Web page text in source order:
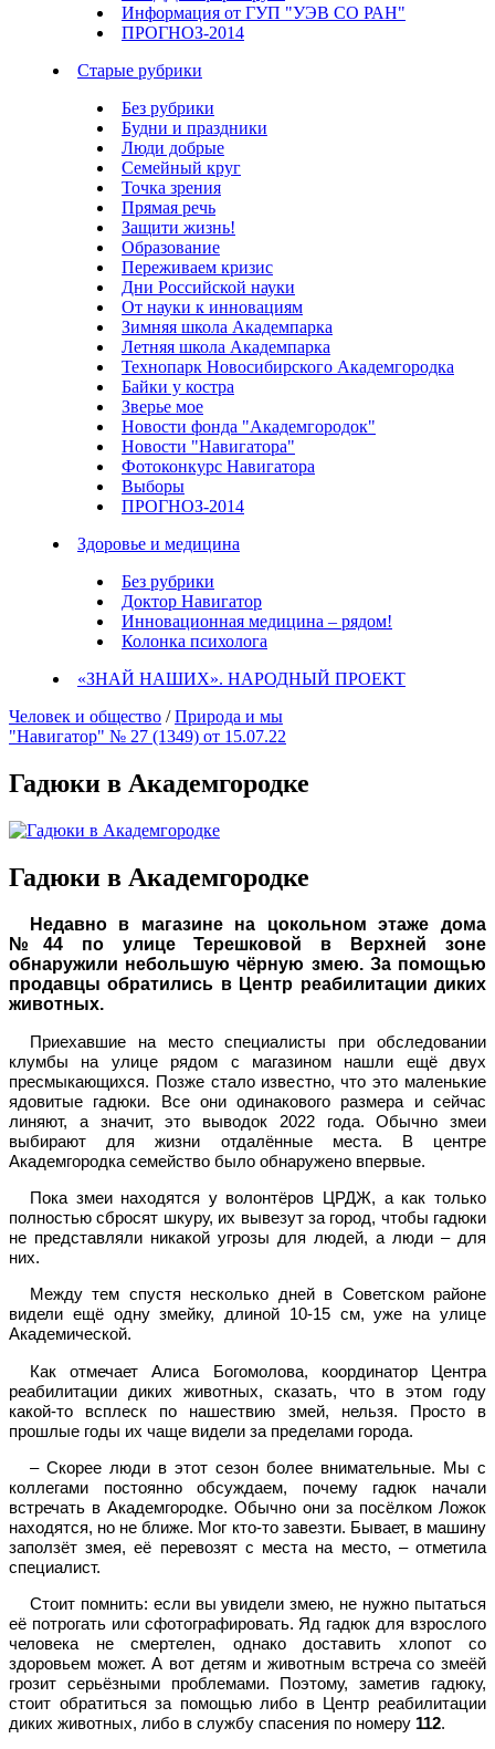
Информация от ГУП "УЭВ СО РАН"
ПРОГНОЗ-2014
Старые рубрики
Без рубрики
Будни и праздники
Люди добрые
Семейный круг
Точка зрения
Прямая речь
Защити жизнь!
Образование
Переживаем кризис
Дни Российской науки
От науки к инновациям
Зимняя школа Академпарка
Летняя школа Академпарка
Технопарк Новосибирского Академгородка
Байки у костра
Зверье мое
Новости фонда "Академгородок"
Новости "Навигатора"
Фотоконкурс Навигатора
Выборы
ПРОГНОЗ-2014
Здоровье и медицина
Без рубрики
Доктор Навигатор
Инновационная медицина – рядом!
Колонка психолога
«ЗНАЙ НАШИХ». НАРОДНЫЙ ПРОЕКТ
Человек и общество /Природа и мы
"Навигатор" № 27 (1349) от 15.07.22
Гадюки в Академгородке
Гадюки в Академгородке
Недавно в магазине на цокольном этаже дома
№44 по улице Терешковой в Верхней зоне
обнаружили небольшую чёрную змею. За помощью
продавцы обратились в Центр реабилитации диких
животных.
Приехавшие на место специалисты при обследовании
клумбы на улице рядом с магазином нашли ещё двух
пресмыкающихся. Позже стало известно, что это маленькие
ядовитые гадюки. Все они одинакового размера и сейчас
линяют, а значит, это выводок 2022 года. Обычно змеи
выбирают для жизни отдалённые места. В центре
Академгородка семейство было обнаружено впервые.
Пока змеи находятся у волонтёров ЦРДЖ, а как только
полностью сбросят шкуру, их вывезут за город, чтобы гадюки
не представляли никакой угрозы для людей, а люди – для
них.
Между тем спустя несколько дней в Советском районе
видели ещё одну змейку, длиной 10-15 см, уже на улице
Академической.
Как отмечает Алиса Богомолова, координатор Центра
реабилитации диких животных, сказать, что в этом году
какой-то всплеск по нашествию змей, нельзя. Просто в
прошлые годы их чаще видели за пределами города.
– Скорее люди в этот сезон более внимательные. Мы с
коллегами постоянно обсуждаем, почему гадюк начали
встречать в Академгородке. Обычно они за посёлком Ложок
находятся, но не ближе. Мог кто-то завезти. Бывает, в машину
заползёт змея, её перевозят с места на место, – отметила
специалист.
Стоит помнить: если вы увидели змею, не нужно пытаться
её потрогать или сфотографировать. Яд гадюк для взрослого
человека не смертелен, однако доставить хлопот со
здоровьем может. А вот детям и животным встреча со змеёй
грозит серьёзными проблемами. Поэтому, заметив гадюку,
стоит обратиться за помощью либо в Центр реабилитации
диких животных, либо в службу спасения по номеру 112.